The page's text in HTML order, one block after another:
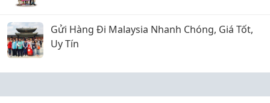
Gửi Hàng Đi Malaysia Nhanh Chóng, Giá Tốt,
Uy Tín